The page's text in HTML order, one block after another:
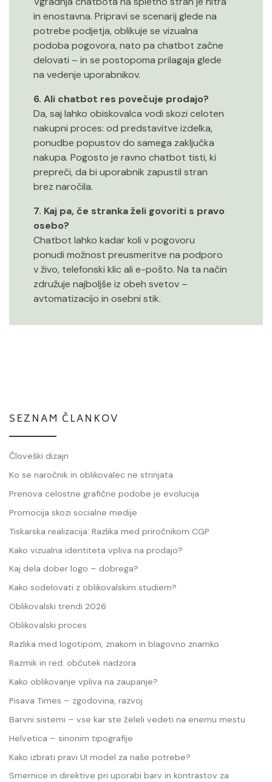
in enostavna. Pripravi se scenarij glede na
potrebe podjetja, oblikuje se vizualna
podoba pogovora, nato pa chatbot začne
delovati – in se postopoma prilagaja glede
na vedenje uporabnikov.
6. Ali chatbot res povečuje prodajo?
Da, saj lahko obiskovalca vodi skozi celoten
nakupni proces: od predstavitve izdelka,
ponudbe popustov do samega zaključka
nakupa. Pogosto je ravno chatbot tisti, ki
prepreči, da bi uporabnik zapustil stran
brez naročila.
7. Kaj pa, če stranka želi govoriti s pravo
osebo?
Chatbot lahko kadar koli v pogovoru
ponudi možnost preusmeritve na podporo
v živo, telefonski klic ali e-pošto. Na ta način
združuje najboljše iz obeh svetov –
avtomatizacijo in osebni stik.
SEZNAM ČLANKOV
Človeški dizajn
Ko se naročnik in oblikovalec ne strinjata
Prenova celostne grafične podobe je evolucija
Promocija skozi socialne medije
Tiskarska realizacija: Razlika med priročnikom CGP
Kako vizualna identiteta vpliva na prodajo?
Kaj dela dober logo – dobrega?
Kako sodelovati z oblikovalskim studiem?
Oblikovalski trendi 2026
Oblikovalski proces
Razlika med logotipom, znakom in blagovno znamko
Razmik in red: občutek nadzora
Kako oblikovanje vpliva na zaupanje?
Pisava Times – zgodovina, razvoj
Barvni sistemi – vse kar ste želeli vedeti na enemu mestu
Helvetica – sinonim tipografije
Kako izbrati pravi UI model za naše potrebe?
Smernice in direktive pri uporabi barv in kontrastov za